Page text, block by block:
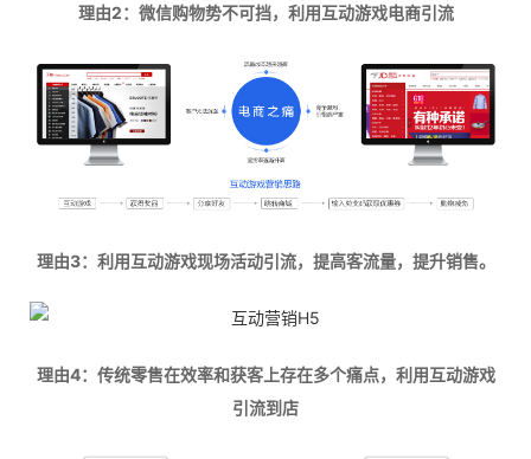
理由2：微信购物势不可挡，利用互动游戏电商引流
理由3：利用互动游戏现场活动引流，提高客流量，提升销售。
理由4：传统零售在效率和获客上存在多个痛点，利用互动游戏
引流到店